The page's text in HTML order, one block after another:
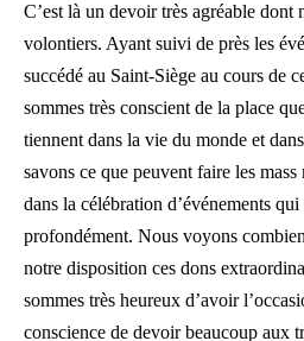
C’est là un devoir très agréable dont
volontiers. Ayant suivi de près les
succédé au Saint-Siège au cours de
sommes très conscient de la place
tiennent dans la vie du monde et
savons ce que peuvent faire les
dans la célébration d’événements
profondément. Nous voyons
notre disposition ces dons
sommes très heureux d’avoir
conscience de devoir beaucoup aux